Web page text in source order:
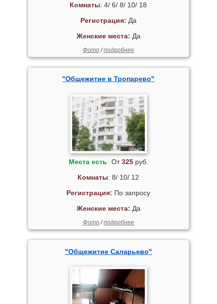
Комнаты: 4/ 6/ 8/ 10/ 18
Регистрация: Да
Женские места: Да
Фото/подробнее
"Общежитие в Тропарево"
Места есть От325руб.
Комнаты: 8/ 10/ 12
Регистрация: По запросу
Женские места: Да
Фото/подробнее
"Общежитие Саларьево"